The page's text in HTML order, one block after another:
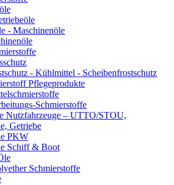
- Maschinenöle
- Kühlmittel - Scheibenfrostschutz
Pflegeprodukte
Schmierstoffe
Nutzfahrzeuge – UTTO/STOU,
Getriebe
PKW
Schiff & Boot
Schmierstoffe